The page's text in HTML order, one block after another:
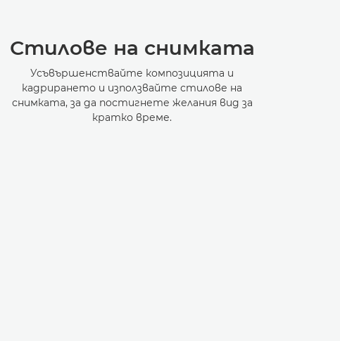
Стилове на снимката
Усъвършенствайте композицията и
кадрирането и използвайте стилове на
снимката, за да постигнете желания вид за
кратко време.